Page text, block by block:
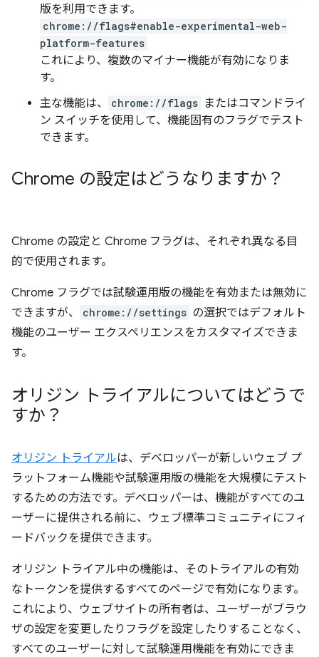
版を利用できます。
chrome://flags#enable-experimental-web-
platform-features
これにより、複数のマイナー機能が有効になりま
す。
主な機能は、
chrome://flags またはコマンドライ
ン スイッチを使用して、機能固有のフラグでテスト
できます。
Chrome の設定はどうなりますか？
Chrome の設定と Chrome フラグは、それぞれ異なる目
的で使用されます。
Chrome フラグでは試験運用版の機能を有効または無効に
できますが、
chrome://settings の選択ではデフォルト
機能のユーザー エクスペリエンスをカスタマイズできま
す。
オリジン トライアルについてはどうで
すか？
オリジン トライアルは、デベロッパーが新しいウェブ プ
ラットフォーム機能や試験運用版の機能を大規模にテスト
するための方法です。デベロッパーは、機能がすべてのユ
ーザーに提供される前に、ウェブ標準コミュニティにフィ
ードバックを提供できます。
オリジン トライアル中の機能は、そのトライアルの有効
なトークンを提供するすべてのページで有効になります。
これにより、ウェブサイトの所有者は、ユーザーがブラウ
ザの設定を変更したりフラグを設定したりすることなく、
すべてのユーザーに対して試験運用機能を有効にできま